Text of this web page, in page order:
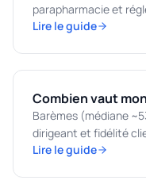
parapharmacie et
Lire le guide
Combien vaut
Barèmes (médiane
dirigeant et fidélité
Lire le guide